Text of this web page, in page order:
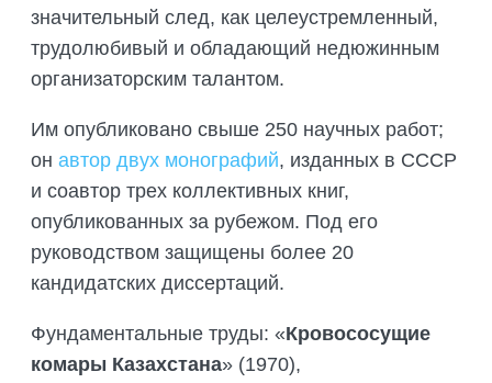
значительный след, как целеустремленный,
трудолюбивый и обладающий недюжинным
организаторским талантом.
Им опубликовано свыше 250 научных работ;
он автор двух монографий, изданных в СССР
и соавтор трех коллективных книг,
опубликованных за рубежом. Под его
руководством защищены более 20
кандидатских диссертаций.
Фундаментальные труды: «Кровососущие
комары Казахстана» (1970),